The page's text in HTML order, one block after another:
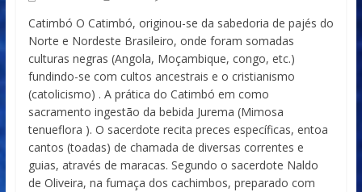
Catimbó O Catimbó, originou-se da sabedoria de pajés do
Norte e Nordeste Brasileiro, onde foram somadas
culturas negras (Angola, Moçambique, congo, etc.)
fundindo-se com cultos ancestrais e o cristianismo
(catolicismo) . A prática do Catimbó em como
sacramento ingestão da bebida Jurema (Mimosa
tenueflora ). O sacerdote recita preces específicas, entoa
cantos (toadas) de chamada de diversas correntes e
guias, através de maracas. Segundo o sacerdote Naldo
de Oliveira, na fumaça dos cachimbos, preparado com